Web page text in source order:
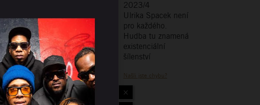
2023/4
Ulrika Spacek není
pro každého.
Hudba tu znamená
existenciální
šílenství
Našli jste chybu?
×